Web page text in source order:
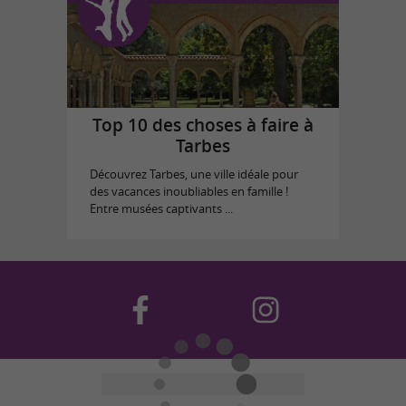
Top 10 des choses à faire à
Tarbes
Découvrez Tarbes, une ville idéale pour
des vacances inoubliables en famille !
Entre musées captivants ...